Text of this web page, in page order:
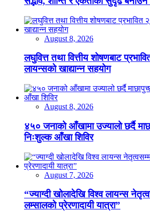
August 8, 2026
लघुवित्त तथा वित्तीय शोषणबाट
लायन्सको खाद्यान्न सहयोग
August 8, 2026
४५० जनाको आँखामा उज्यालो छर्दै
निःशुल्क आँखा शिविर
August 7, 2026
“ज्याग्दी खोलादेखि विश्व लायन्स
लम्सालको प्रेरणादायी यात्रा”